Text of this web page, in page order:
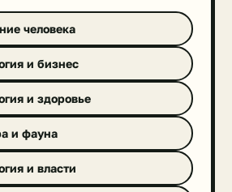
человека
и бизнес
и здоровье
и фауна
и власти